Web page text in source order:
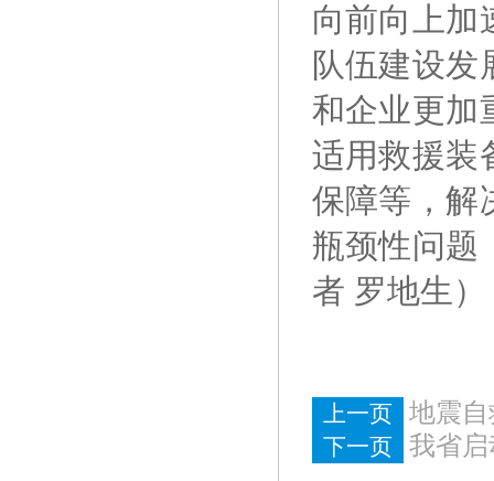
向前向上加
队伍建设发
和企业更加
适用救援装
保障等，解
瓶颈性问题
者 罗地生 ）
上一页 地震
下一页 我省